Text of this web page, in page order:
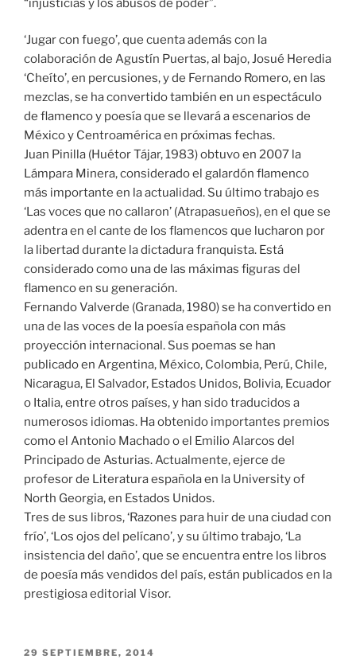
“injusticias y los abusos de poder”.
‘Jugar con fuego’, que cuenta además con la
colaboración de Agustín Puertas, al bajo, Josué Heredia
‘Cheíto’, en percusiones, y de Fernando Romero, en las
mezclas, se ha convertido también en un espectáculo
de flamenco y poesía que se llevará a escenarios de
México y Centroamérica en próximas fechas.
Juan Pinilla (Huétor Tájar, 1983) obtuvo en 2007 la
Lámpara Minera, considerado el galardón flamenco
más importante en la actualidad. Su último trabajo es
‘Las voces que no callaron’ (Atrapasueños), en el que se
adentra en el cante de los flamencos que lucharon por
la libertad durante la dictadura franquista. Está
considerado como una de las máximas figuras del
flamenco en su generación.
Fernando Valverde (Granada, 1980) se ha convertido en
una de las voces de la poesía española con más
proyección internacional. Sus poemas se han
publicado en Argentina, México, Colombia, Perú, Chile,
Nicaragua, El Salvador, Estados Unidos, Bolivia, Ecuador
o Italia, entre otros países, y han sido traducidos a
numerosos idiomas. Ha obtenido importantes premios
como el Antonio Machado o el Emilio Alarcos del
Principado de Asturias. Actualmente, ejerce de
profesor de Literatura española en la University of
North Georgia, en Estados Unidos.
Tres de sus libros, ‘Razones para huir de una ciudad con
frío’, ‘Los ojos del pelícano’, y su último trabajo, ‘La
insistencia del daño’, que se encuentra entre los libros
de poesía más vendidos del país, están publicados en la
prestigiosa editorial Visor.
PUBLICADO
29 SEPTIEMBRE, 2014